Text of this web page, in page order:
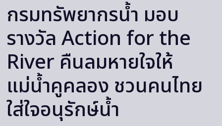
กรมทรัพยากรน้ำ มอบ
รางวัล Action for the
River คืนลมหายใจให้
แม่น้ำคูคลอง ชวนคนไทย
ใส่ใจอนุรักษ์น้ำ